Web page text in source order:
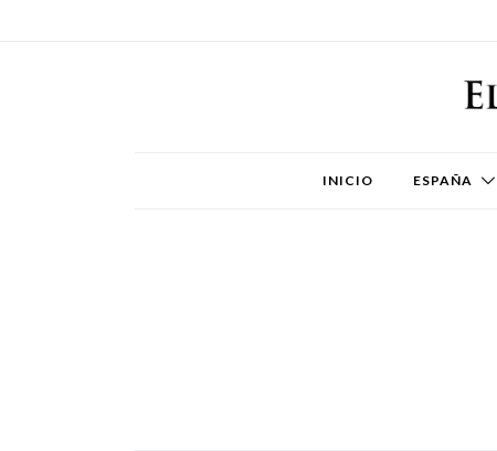
INICIO ESPAÑA